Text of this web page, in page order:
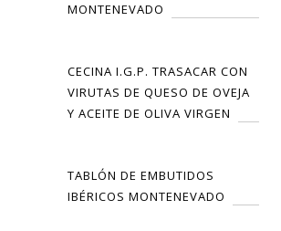
MONTENEVADO
CECINA I.G.P. TRASACAR CON
VIRUTAS DE QUESO DE OVEJA
Y ACEITE DE OLIVA VIRGEN
TABLÓN DE EMBUTIDOS
IBÉRICOS MONTENEVADO